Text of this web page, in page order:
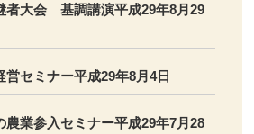
者大会 基調講演平成29年8月29
営セミナー平成29年8月4日
農業参入セミナー平成29年7月28